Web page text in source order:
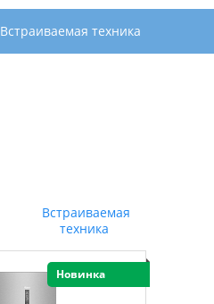
Встраиваемая техника
Встраиваемая
техника
Новинка